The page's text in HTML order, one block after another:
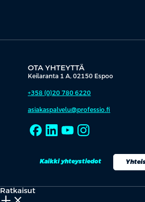
OTA YHTEYTTÄ
Keilaranta 1 A, 02150 Espoo
+358 (0)20 780 6220
asiakaspalvelu@professio.fi
Kaikki yhteystiedot
Ratkaisut